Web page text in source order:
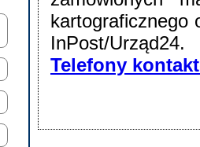
kartograficznego
InPost/Urząd24.
Telefony